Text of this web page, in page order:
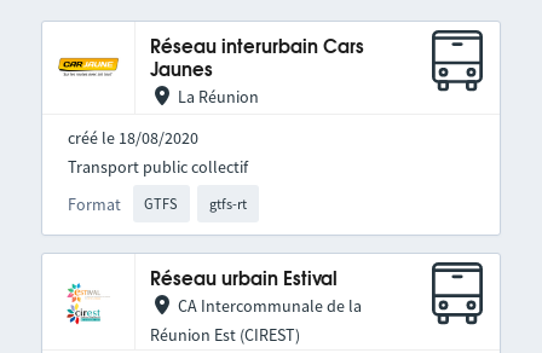
Réseau interurbain Cars
Jaunes
La Réunion
créé le 18/08/2020
Format GTFS gtfs-rt
Transport public collectif
Réseau urbain Estival
CA Intercommunale de la
Réunion Est (CIREST)